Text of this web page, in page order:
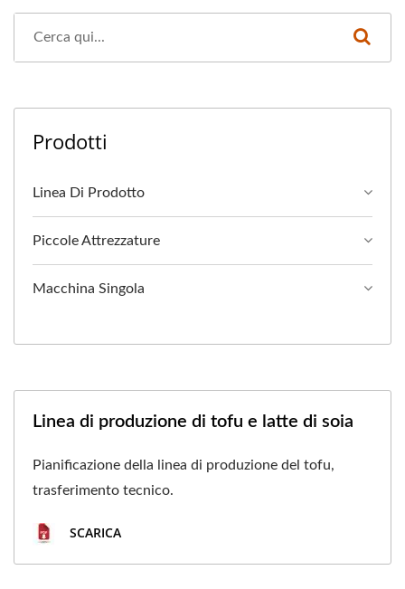
Prodotti
Linea Di Prodotto
Piccole Attrezzature
Macchina Singola
Linea di produzione di tofu e latte di soia
Pianificazione della linea di produzione del tofu,
trasferimento tecnico.
SCARICA